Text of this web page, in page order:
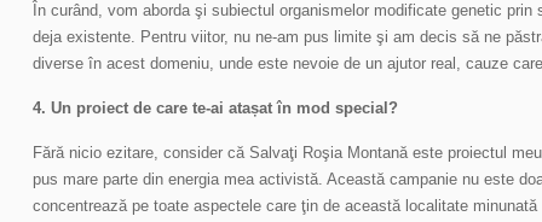
În curând, vom aborda şi subiectul organismelor modificate genetic
deja existente. Pentru viitor, nu ne-am pus limite şi am decis să ne
diverse în acest domeniu, unde este nevoie de un ajutor real, cauze
4. Un proiect de care te-ai atașat în mod special?
Fără nicio ezitare, consider că Salvaţi Roşia Montană este proiectul
pus mare parte din energia mea activistă. Această campanie nu este
concentrează pe toate aspectele care ţin de această localitate